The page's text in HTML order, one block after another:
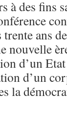
à des fins
ans
nouvelle
d’un
d’un
la